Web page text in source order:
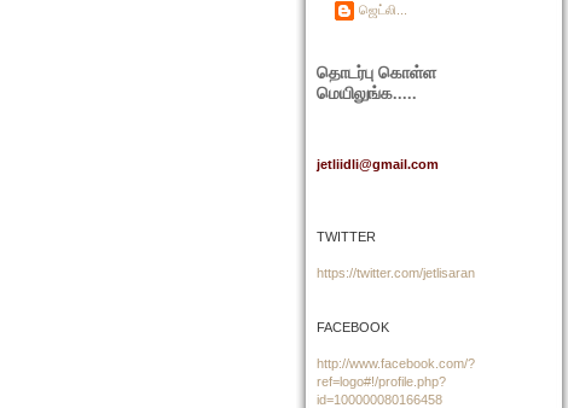
ஜெட்லி...
தொடர்பு கொள்ள
மெயிலுங்க.....
jetliidli@gmail.com
TWITTER
https://twitter.com/jetlisaran
FACEBOOK
http://www.facebook.com/?
ref=logo#!/profile.php?
id=100000080166458